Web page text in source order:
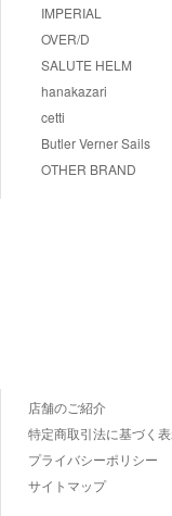
IMPERIAL
OVER/D
SALUTE HELM
hanakazari
cetti
Butler Verner Sails
OTHER BRAND
店舗のご紹介
特定商取引法に基づく
プライバシーポリシー
サイトマップ